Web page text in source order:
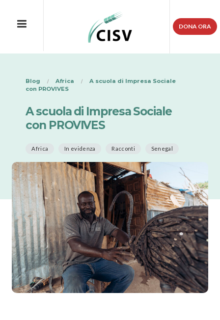
DONA ORA
Blog Africa
A scuola di Impresa Sociale
con PROVIVES
A scuola di Impresa Sociale
con PROVIVES
Africa In evidenza Racconti Senegal